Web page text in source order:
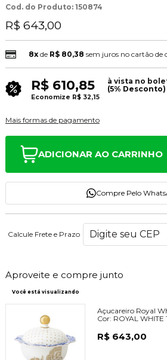
Cod. do Produto: 150874
R$ 643,00
8xde R$ 80,38 sem juros no cartão de
R$ 610,85
à vista no
(5% Desconto)
Economize R$ 32,15
Mais formas de pagamento
ADICIONAR AO CARRINHO
Compre Pelo
Calcule Frete e Prazo
Aproveite e compre junto
Você está visualizando
Açucareiro Royal
Cor: ROYAL WHITE
R$ 643,00